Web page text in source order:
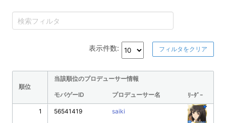
表示件数: フィルタをクリア
順位
当該順位のプロデューサー情報
モバゲーID プロデューサー名 ﾘｰﾀﾞｰ
1 56541419 saiki